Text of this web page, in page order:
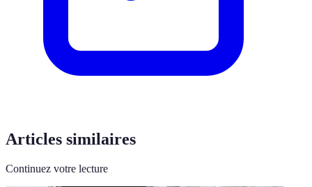
Articles similaires
Continuez votre lecture